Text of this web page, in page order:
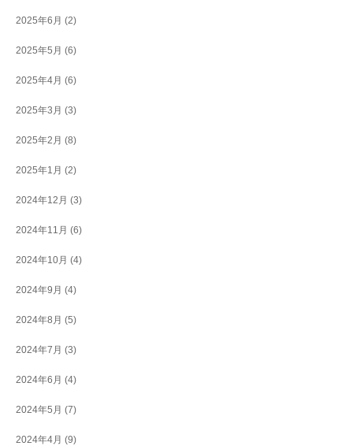
2025年6月 (2)
2025年5月 (6)
2025年4月 (6)
2025年3月 (3)
2025年2月 (8)
2025年1月 (2)
2024年12月 (3)
2024年11月 (6)
2024年10月 (4)
2024年9月 (4)
2024年8月 (5)
2024年7月 (3)
2024年6月 (4)
2024年5月 (7)
2024年4月 (9)